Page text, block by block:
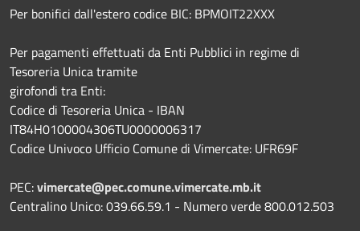
Per bonifici dall'estero codice BIC: BPMOIT22XXX
Per pagamenti effettuati da Enti Pubblici in regime di
Tesoreria Unica tramite
girofondi tra Enti:
Codice di Tesoreria Unica - IBAN
IT84H0100004306TU0000006317
Codice Univoco Ufficio Comune di Vimercate: UFR69F
PEC:vimercate@pec.comune.vimercate.mb.it
Centralino Unico: 039.66.59.1 - Numero verde 800.012.503